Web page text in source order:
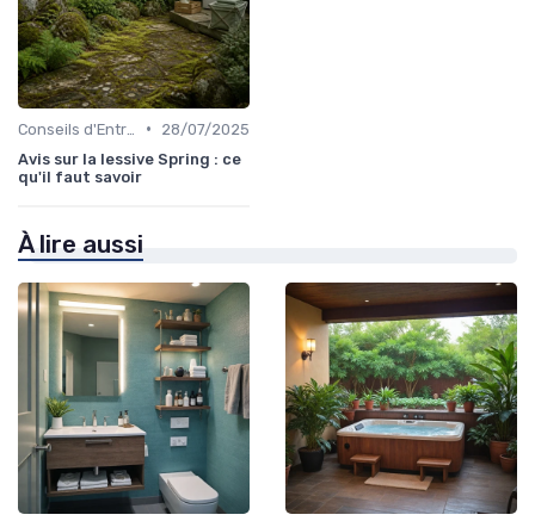
•
28/07/2025
Avis sur la lessive Spring : ce
qu'il faut savoir
À lire aussi